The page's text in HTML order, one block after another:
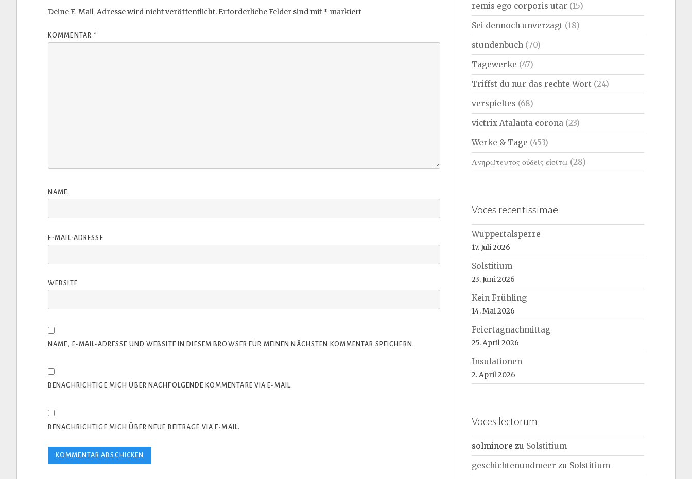
Deine E-Mail-Adresse wird nicht veröffentlicht. Erforderliche Felder sind mit * markiert
KOMMENTAR *
NAME
E-MAIL-ADRESSE
WEBSITE
NAME, E-MAIL-ADRESSE UND WEBSITE IN DIESEM BROWSER FÜR MEINEN NÄCHSTEN KOMMENTAR SPEICHERN.
BENACHRICHTIGE MICH ÜBER NACHFOLGENDE KOMMENTARE VIA E-MAIL.
BENACHRICHTIGE MICH ÜBER NEUE BEITRÄGE VIA E-MAIL.
remis ego corporis utar (15)
Sei dennoch unverzagt (18)
stundenbuch (70)
Tagewerke (47)
Triffst du nur das rechte Wort (24)
verspieltes (68)
victrix Atalanta corona (23)
Werke & Tage (453)
Ἀνηρώτευτος οὐδεὶς εἰσίτω (28)
Voces recentissimae
Wuppertalsperre
17. Juli 2026
Solstitium
23. Juni 2026
Kein Frühling
14. Mai 2026
Feiertagnachmittag
25. April 2026
Insulationen
2. April 2026
Voces lectorum
solminore zu Solstitium
geschichtenundmeer zu Solstitium